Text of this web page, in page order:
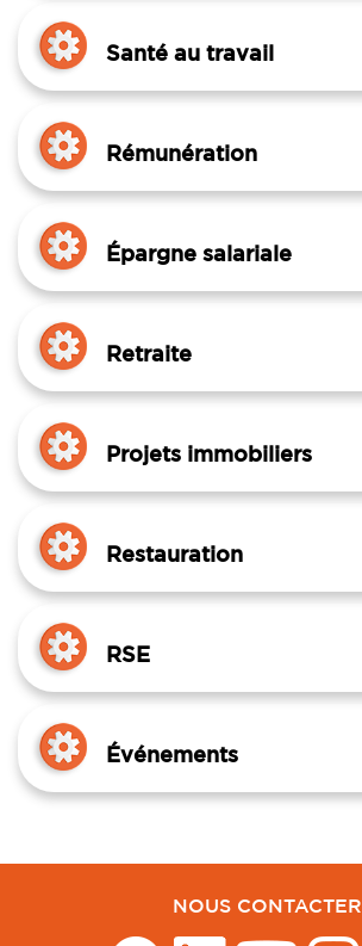
Santé au travail
Rémunération
Épargne salariale
Retraite
Projets immobiliers
Restauration
RSE
Événements
NOUS CONTACTER